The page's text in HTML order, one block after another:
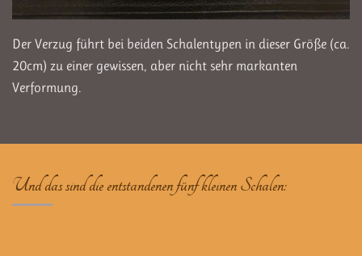
Der Verzug führt bei beiden Schalentypen in dieser Größe (ca.
20cm) zu einer gewissen, aber nicht sehr markanten
Verformung.
Und das sind die entstandenen fünf kleinen Schalen: